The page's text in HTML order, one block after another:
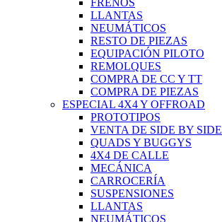
FRENOS
LLANTAS
NEUMÁTICOS
RESTO DE PIEZAS
EQUIPACIÓN PILOTO
REMOLQUES
COMPRA DE CC Y TT
COMPRA DE PIEZAS
ESPECIAL 4X4 Y OFFROAD
PROTOTIPOS
VENTA DE SIDE BY SIDE
QUADS Y BUGGYS
4X4 DE CALLE
MECÁNICA
CARROCERÍA
SUSPENSIONES
LLANTAS
NEUMÁTICOS